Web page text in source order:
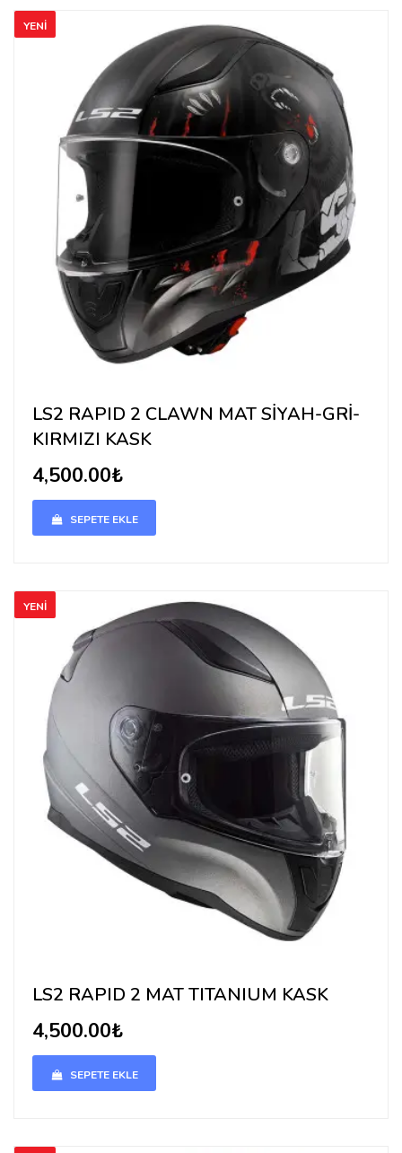
YENI
LS2 RAPID 2 CLAWN MAT SİYAH-GRİ-
KIRMIZI KASK
4,500.00₺
SEPETE EKLE
YENI
LS2 RAPID 2 MAT TITANIUM KASK
4,500.00₺
SEPETE EKLE